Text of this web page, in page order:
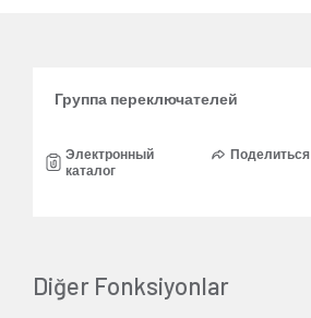
Группа переключателей
Электронный
каталог
Поделиться
Diğer Fonksiyonlar